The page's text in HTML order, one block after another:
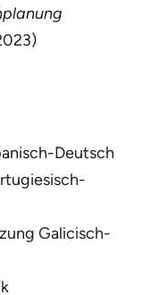
Deutsch
Galicisch-